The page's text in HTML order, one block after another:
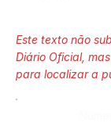
Este texto não
Diário Oficial,
para localizar a